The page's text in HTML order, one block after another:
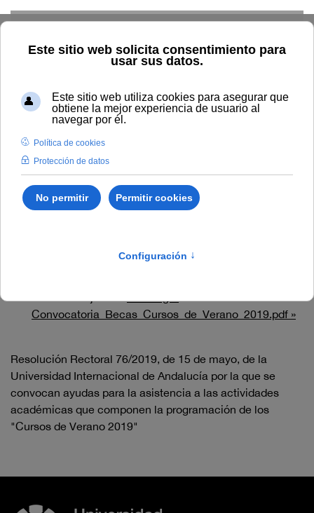
Convocatoria de ayudas
para la asistencia a las
actividades académicas
que componen la
"Cursos de Verano 2019"
Convocatoria_Becas_Cursos_de_Verano_2019.pdf »
Resolución Rectoral 76/2019, de 15 de mayo, de la
Universidad Internacional de Andalucía por la que se
convocan ayudas para la asistencia a las actividades
académicas que componen la programación de los
"Cursos de Verano 2019"